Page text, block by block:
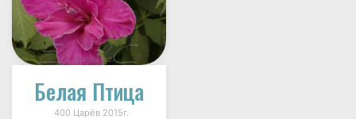
Белая Птица
400 Царёв 2015г.